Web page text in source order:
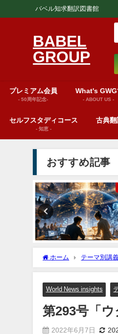
バベル知求翻訳図書館
BABEL
GROUP
プレミアム会員
- 50周年記念-
What's
- ABOUT US -
セルフスタディコース
- 知恵 -
古典翻
おすすめ記事
ホーム テーマ別講
World News insights
第293号「ウ
2022年6月7日